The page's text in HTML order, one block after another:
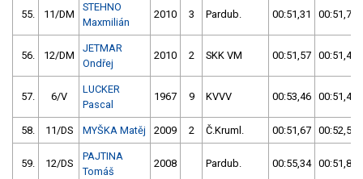
55. 11/DM
STEHNO
Maxmilián
2010 3 Pardub. 00:51,31 00:51,79
56. 12/DM
JETMAR
Ondřej
2010 2 SKK VM 00:51,57 00:51,42
57. 6/V
LUCKER
Pascal
1967 9 KVVV 00:53,46 00:51,43
58. 11/DS MYŠKA Matěj 2009 2 Č.Kruml. 00:51,67 00:52,51
59. 12/DS
PAJTINA
Tomáš
2008 Pardub. 00:55,34 00:51,86